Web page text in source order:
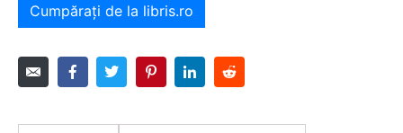
Cumpărați de la libris.ro